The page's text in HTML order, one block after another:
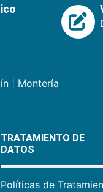
| Montería
TRATAMIENTO DE
DATOS
Políticas de